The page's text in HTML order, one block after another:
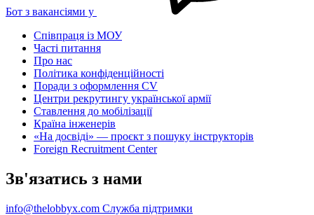
Бот з вакансіями у
Співпраця із МОУ
Часті питання
Про нас
Політика конфіденційності
Поради з оформлення CV
Центри рекрутингу української армії
Ставлення до мобілізації
Країна інженерів
«На досвіді» — проєкт з пошуку інструкторів
Foreign Recruitment Center
Зв'язатись з нами
info@thelobbyx.com Служба підтримки